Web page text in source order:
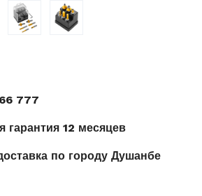
777
гарантия 12 месяцев
по городу Душанбе